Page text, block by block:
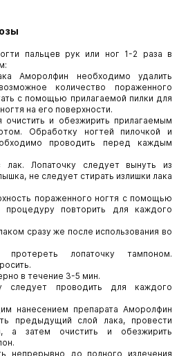
пальцев рук или ног 1-2 раза в
Аморолфин необходимо удалить
количество пораженного
с помощью прилагаемой пилки для
на его поверхности.
очистить и обезжирить прилагаемым
Обработку ногтей пилочкой и
проводить перед каждым
Лопаточку следует вынуть из
не следует стирать излишки лака
пораженного ногтя с помощью
процедуру повторить для каждого
сразу же после использования во
лопаточку тампоном.
в течение 3-5 мин.
следует проводить для каждого
нанесением препарата Аморолфин
предыдущий слой лака, провести
а затем очистить и обезжирить
непрерывно до полного излечения